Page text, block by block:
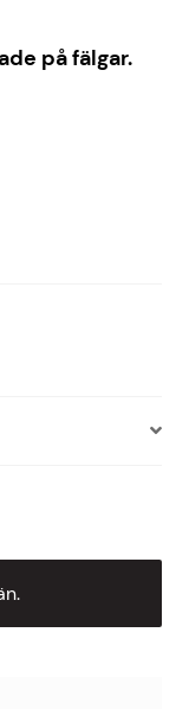
på fälgar.